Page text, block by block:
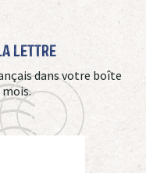
Lettre
dans votre boîte